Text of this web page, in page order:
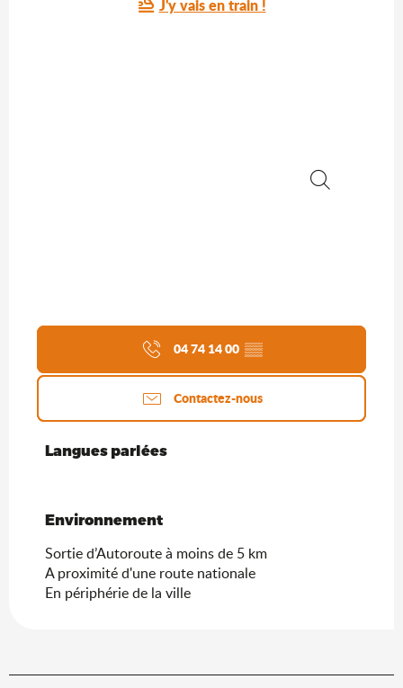
J'y vais en train !
04 74 14 00 ▒▒
Contactez-nous
Langues parlées
Langues parlées
Environnement
Environnement
Sortie d’Autoroute à moins de 5 km
A proximité d'une route nationale
En périphérie de la ville